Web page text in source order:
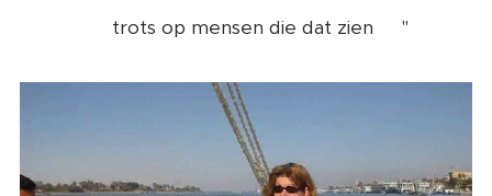
🤗 trots op mensen die dat zien 🥰"